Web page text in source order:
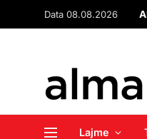
Data 08.08.2026
Lajme